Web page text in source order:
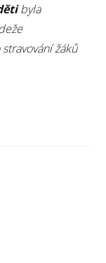
byla
žáků